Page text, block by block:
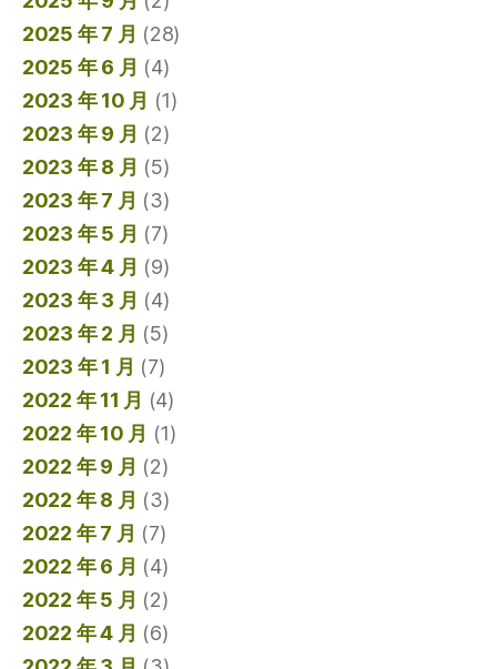
2025 年 7 月 (28)
2025 年 6 月 (4)
2023 年 10 月 (1)
2023 年 9 月 (2)
2023 年 8 月 (5)
2023 年 7 月 (3)
2023 年 5 月 (7)
2023 年 4 月 (9)
2023 年 3 月 (4)
2023 年 2 月 (5)
2023 年 1 月 (7)
2022 年 11 月 (4)
2022 年 10 月 (1)
2022 年 9 月 (2)
2022 年 8 月 (3)
2022 年 7 月 (7)
2022 年 6 月 (4)
2022 年 5 月 (2)
2022 年 4 月 (6)